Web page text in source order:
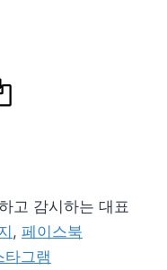
고 감시하는 대표
, 페이스북
타그램